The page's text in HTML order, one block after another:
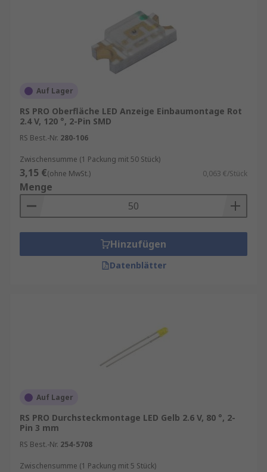
Auf Lager
RS PRO Oberfläche LED Anzeige Einbaumontage Rot
2.4 V, 120 °, 2-Pin SMD
RS Best.-Nr. 280-106
Zwischensumme (1 Packung mit 50 Stück)
3,15 €(ohne MwSt.) 0,063 €/Stück
Menge
Hinzufügen
Datenblätter
Auf Lager
RS PRO Durchsteckmontage LED Gelb 2.6 V, 80 °, 2-
Pin 3 mm
RS Best.-Nr. 254-5708
Zwischensumme (1 Packung mit 5 Stück)